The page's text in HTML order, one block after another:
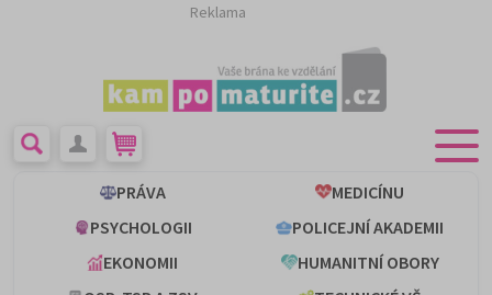
Reklama
PRÁVA
MEDICÍNU
PSYCHOLOGII
POLICEJNÍ AKADEMII
EKONOMII
HUMANITNÍ OBORY